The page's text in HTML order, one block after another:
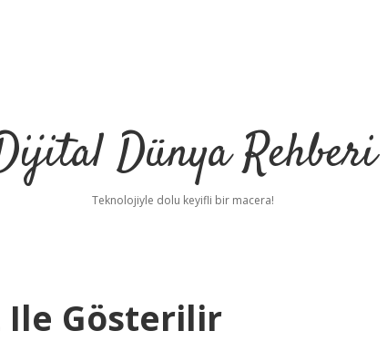
Dünya Rehberi
Teknolojiyle dolu keyifli bir macera!
Ile Gösterilir